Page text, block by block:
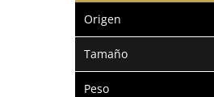
Origen
Tamaño
Peso